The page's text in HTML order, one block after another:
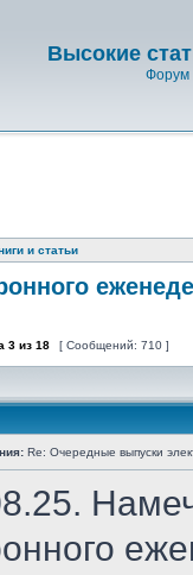
Высокие
Форум
и статьи
3 из 18 [ Сообщений: 710 ]
Re: Очередные выпуски